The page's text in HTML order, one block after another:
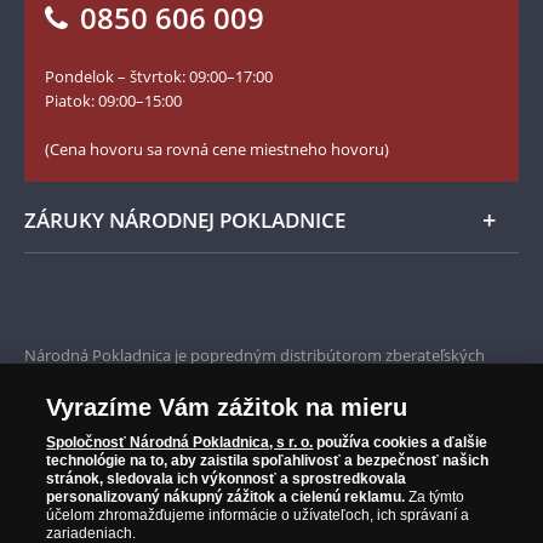
Numizmatické novinky
Facebook Národnej Pokladnice
YouTube Národnej Pokladnice
0850 606 009
Pondelok – štvrtok: 09:00–17:00
Piatok: 09:00–15:00
(Cena hovoru sa rovná cene miestneho hovoru)
ZÁRUKY NÁRODNEJ POKLADNICE
Iba originálne produkty
Národná Pokladnica je popredným distribútorom zberateľských
od roku 2010.
Národná Pokladnica je oficiálnym distribútorom numizmatických
emisií z viac ako 50 krajín, vrátane známych mincovní a emitentov
ako je Britská kráľovská mincovňa, Kráľovská kanadská mincovňa,
Parížska mincovňa, Nórska mincovňa, Fínska mincovňa alebo
Austrálska mincovňa Perth. Spoločnosť svojim zákazníkom a
zberateľom garantuje, že všetky produkty sú v originálnej a v
Vyrazíme Vám zážitok na mieru
Spoločnosť Národná Pokladnica, s r. o. používa cookies a ďalšie
technológie na to, aby zaistila spoľahlivosť a bezpečnosť našich
stránok, sledovala ich výkonnosť a sprostredkovala
personalizovaný nákupný zážitok a cielenú reklamu. Za týmto
účelom zhromažďujeme informácie o užívateľoch, ich správaní a
zariadeniach.